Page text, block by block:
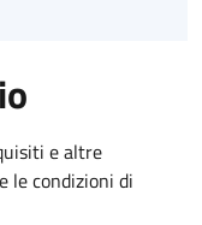
e altre
le condizioni di